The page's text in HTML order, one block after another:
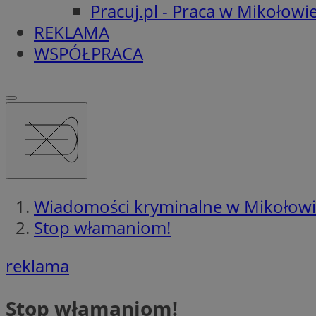
Pracuj.pl - Praca w
REKLAMA
WSPÓŁPRACA
Wiadomości kryminalne w
Stop włamaniom!
reklama
Stop włamaniom!